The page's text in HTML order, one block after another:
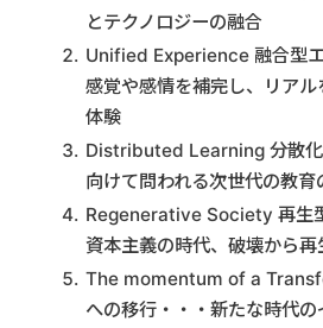
とテクノロジーの融合
Unified Experience 融合型
感覚や感情を補完し、リア
体験
Distributed Learning 分散化
向けて問われる次世代の教
Regenerative Society 再生
資本主義の時代、破壊から
The momentum of a
への移行・・・新たな時代